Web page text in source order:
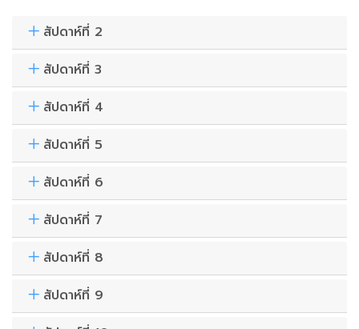
สัปดาห์ที่ 2
สัปดาห์ที่ 3
สัปดาห์ที่ 4
สัปดาห์ที่ 5
สัปดาห์ที่ 6
สัปดาห์ที่ 7
สัปดาห์ที่ 8
สัปดาห์ที่ 9